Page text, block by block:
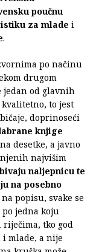
poučnu
za mlade i
.
po načinu
drugom
jedan od glavnih
to jest
doprinoseći
knjige
desetke, a javno
najvišim
naljepnicu te
na posebno
popisu, svake se
jedna koju
riječima, tko god
mlade, a nije